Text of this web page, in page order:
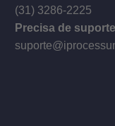
(31) 3286-2225
Precisa de